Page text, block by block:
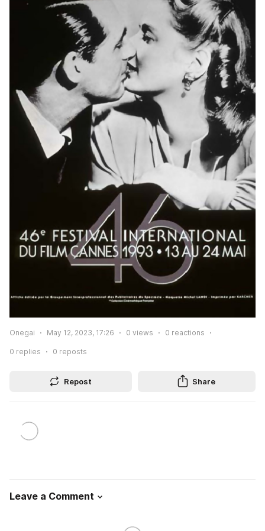
Onegai May 12, 2023, 17:26 0 views 0 reactions
0 replies 0 reposts
Repost Share
Leave a Comment